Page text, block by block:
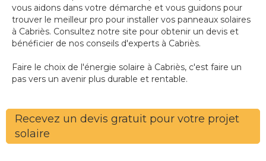
vous aidons dans votre démarche et vous guidons pour
trouver le meilleur pro pour installer vos panneaux solaires
à Cabriès. Consultez notre site pour obtenir un devis et
bénéficier de nos conseils d'experts à Cabriès.
Faire le choix de l'énergie solaire à Cabriès, c'est faire un
pas vers un avenir plus durable et rentable.
Recevez un devis gratuit pour votre projet
solaire